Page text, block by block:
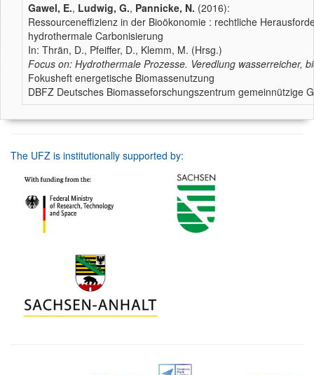
Gawel, E., Ludwig, G., Pannicke, N. (2016):
Ressourceneffizienz in der Bioökonomie : rechtliche
hydrothermale Carbonisierung
In: Thrän, D., Pfeiffer, D., Klemm, M. (Hrsg.)
Focus on: Hydrothermale Prozesse. Veredlung wasserreicher,
Fokusheft energetische Biomassenutzung
DBFZ Deutsches Biomasseforschungszentrum gemeinnützige
The UFZ is institutionally supported by: